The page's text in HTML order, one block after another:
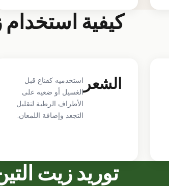
كيفية
الشعر استخدميه كقناع قبل
الغسيل أو ضعيه على
الأطراف الرطبة لتقليل
التجعد وإضافة اللمعان.
توريد زيت